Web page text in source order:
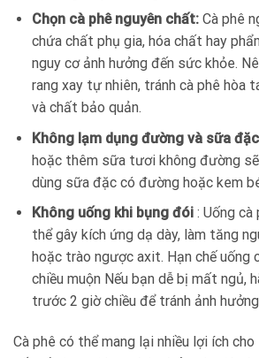
Chọn cà phê nguyên chất: Cà phê
chứa chất phụ gia, hóa chất hay
nguy cơ ảnh hưởng đến sức khỏe.
rang xay tự nhiên, tránh cà phê hòa
và chất bảo quản.
Không lạm dụng đường và sữa đặc
hoặc thêm sữa tươi không đường
dùng sữa đặc có đường hoặc kem
Không uống khi bụng đói: Uống cà
thể gây kích ứng dạ dày, làm tăng
hoặc trào ngược axit. Hạn chế uống
chiều muộn Nếu bạn dễ bị mất ngủ,
trước 2 giờ chiều để tránh ảnh
Cà phê có thể mang lại nhiều lợi ích